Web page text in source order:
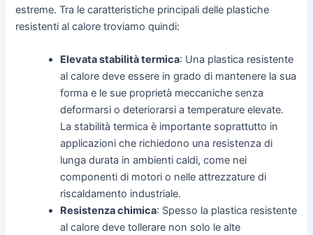
estreme. Tra le caratteristiche principali delle plastiche
resistenti al calore troviamo quindi:
Elevata stabilità termica: Una plastica resistente
al calore deve essere in grado di mantenere la sua
forma e le sue proprietà meccaniche senza
deformarsi o deteriorarsi a temperature elevate.
La stabilità termica è importante soprattutto in
applicazioni che richiedono una resistenza di
lunga durata in ambienti caldi, come nei
componenti di motori o nelle attrezzature di
riscaldamento industriale.
Resistenza chimica: Spesso la plastica resistente
al calore deve tollerare non solo le alte